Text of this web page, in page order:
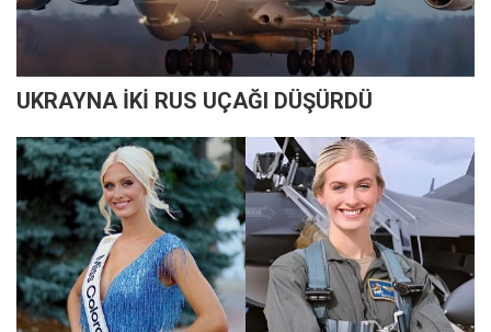
UKRAYNA İKİ RUS UÇAĞI DÜŞÜRDÜ